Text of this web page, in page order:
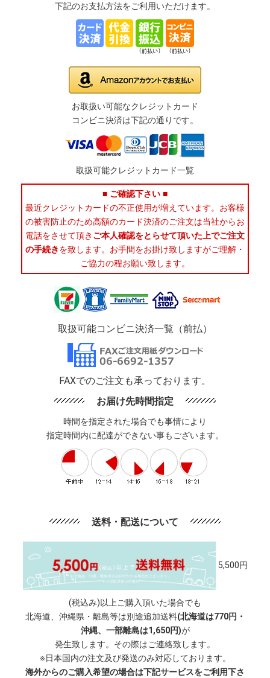
下記のお支払方法をご利用いただけます。
お取扱い可能なクレジットカード
コンビニ決済は下記の通りです。
取扱可能クレジットカード一覧
■ ご確認下さい ■
最近クレジットカードの不正使用が増えています。お客様
の被害防止のため高額のカード決済のご注文は当社からお
電話をさせて頂き ご本人確認をとらせて頂いた上でご注文
の手続きを致します。お手間をお掛け致しますがご理解・
ご協力の程お願い致します。
取扱可能コンビニ決済一覧（前払）
FAXでのご注文も承っております。
お届け先時間指定
時間を指定された場合でも事情により
指定時間内に配達ができない事もございます。
送料・配送について
5,500円
(税込み)以上ご購入頂いた場合でも
北海道、沖縄県・離島等は別途追加送料(北海道は770円・
沖縄、一部離島は1,650円)が
発生致します。その際はご連絡致します。
※日本国内の注文及び発送のみ対応しております。
海外からのご購入希望の場合は下記サービスをご利用下さ